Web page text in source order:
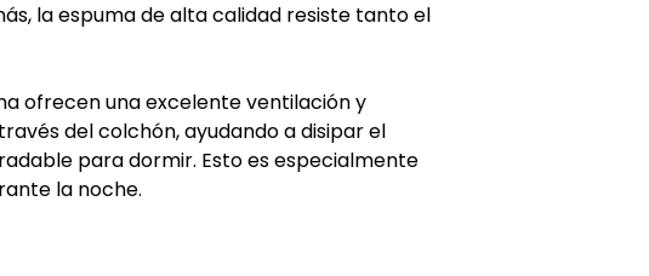
la espuma de alta calidad resiste tanto el
ofrecen una excelente ventilación y
del colchón, ayudando a disipar el
para dormir. Esto es especialmente
la noche.